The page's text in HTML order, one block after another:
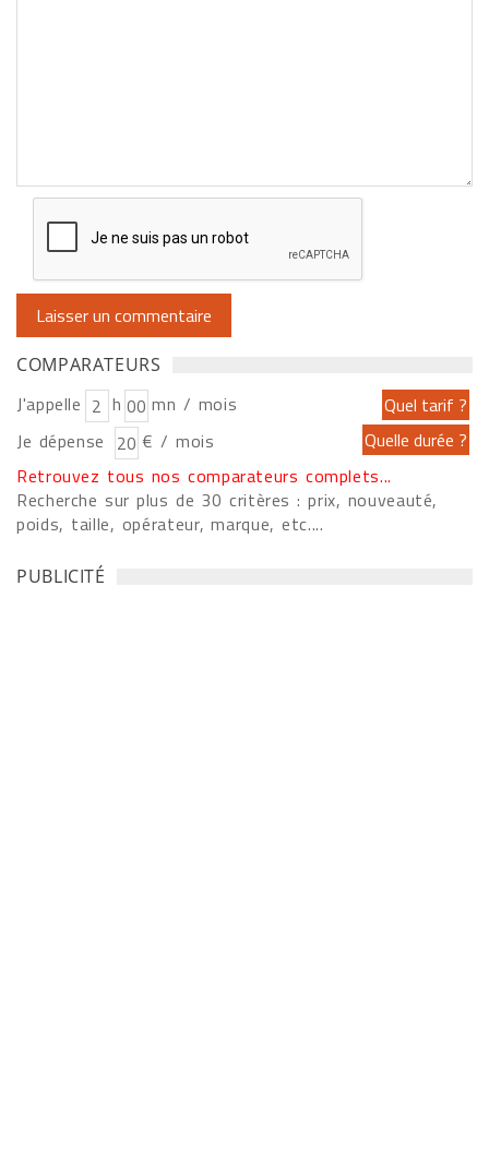
COMPARATEURS
J'appelle h
mn / mois
Je dépense
€ / mois
Retrouvez tous nos comparateurs complets...
Recherche sur plus de 30 critères : prix, nouveauté,
poids, taille, opérateur, marque, etc....
PUBLICITÉ